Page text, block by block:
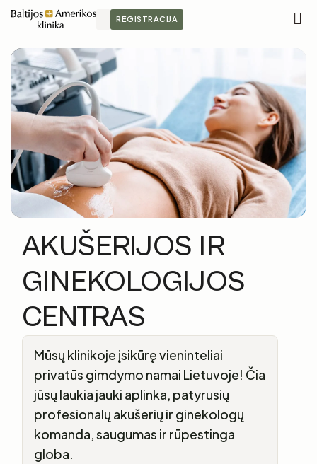
REGISTRACIJA
AKUŠERIJOS IR
GINEKOLOGIJOS
CENTRAS
Mūsų klinikoje įsikūrę vieninteliai
privatūs gimdymo namai Lietuvoje! Čia
jūsų laukia jauki aplinka, patyrusių
profesionalų akušerių ir ginekologų
komanda, saugumas ir rūpestinga
globa.